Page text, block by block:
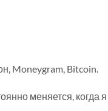
Moneygram, Bitcoin.
меняется, когда